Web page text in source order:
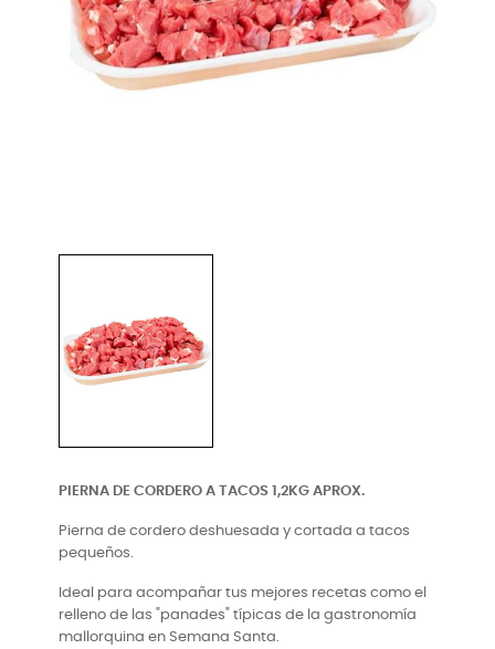
PIERNA DE CORDERO A TACOS 1,2KG APROX.
Pierna de cordero deshuesada y cortada a tacos
pequeños.
Ideal para acompañar tus mejores recetas como el
relleno de las "panades" típicas de la gastronomía
mallorquina en Semana Santa.